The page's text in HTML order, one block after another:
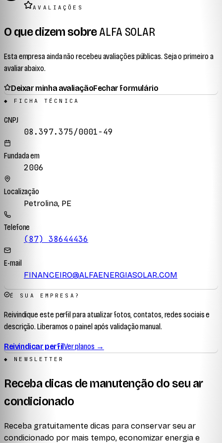
AVALIAÇÕES
O que dizem sobreALFA SOLAR
Esta empresa ainda não recebeu avaliações públicas. Seja o primeiro a
avaliar abaixo.
Deixar minha avaliaçãoFechar formulário
◆ FICHA TÉCNICA
CNPJ
08.397.375/0001-49
Fundada em
2006
Localização
Petrolina, PE
Telefone
(87) 38644436
E-mail
FINANCEIRO@ALFAENERGIASOLAR.COM
É SUA EMPRESA?
Reivindique este perfil para atualizar fotos, contatos, redes sociais e
descrição. Liberamos o painel após validação manual.
Reivindicar perfilVer planos →
◆ NEWSLETTER
Receba dicas de manutenção do seu ar
condicionado
Receba gratuitamente dicas para conservar seu ar
condicionado por mais tempo, economizar energia e